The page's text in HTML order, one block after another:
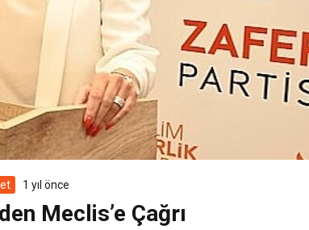
1 yıl önce
Meclis’e Çağrı